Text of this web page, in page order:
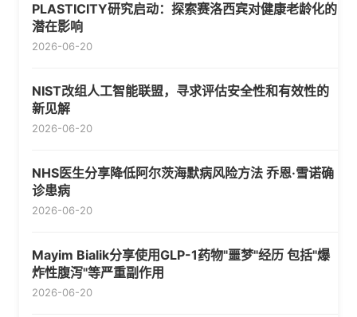
PLASTICITY研究启动：探索赛洛西宾对健康老龄化的
潜在影响
2026-06-20
NIST改组人工智能联盟，寻求评估安全性和有效性的
新见解
2026-06-20
NHS医生分享降低阿尔茨海默病风险方法 乔恩·雪诺确
诊患病
2026-06-20
Mayim Bialik分享使用GLP-1药物"噩梦"经历 包括"爆
炸性腹泻"等严重副作用
2026-06-20